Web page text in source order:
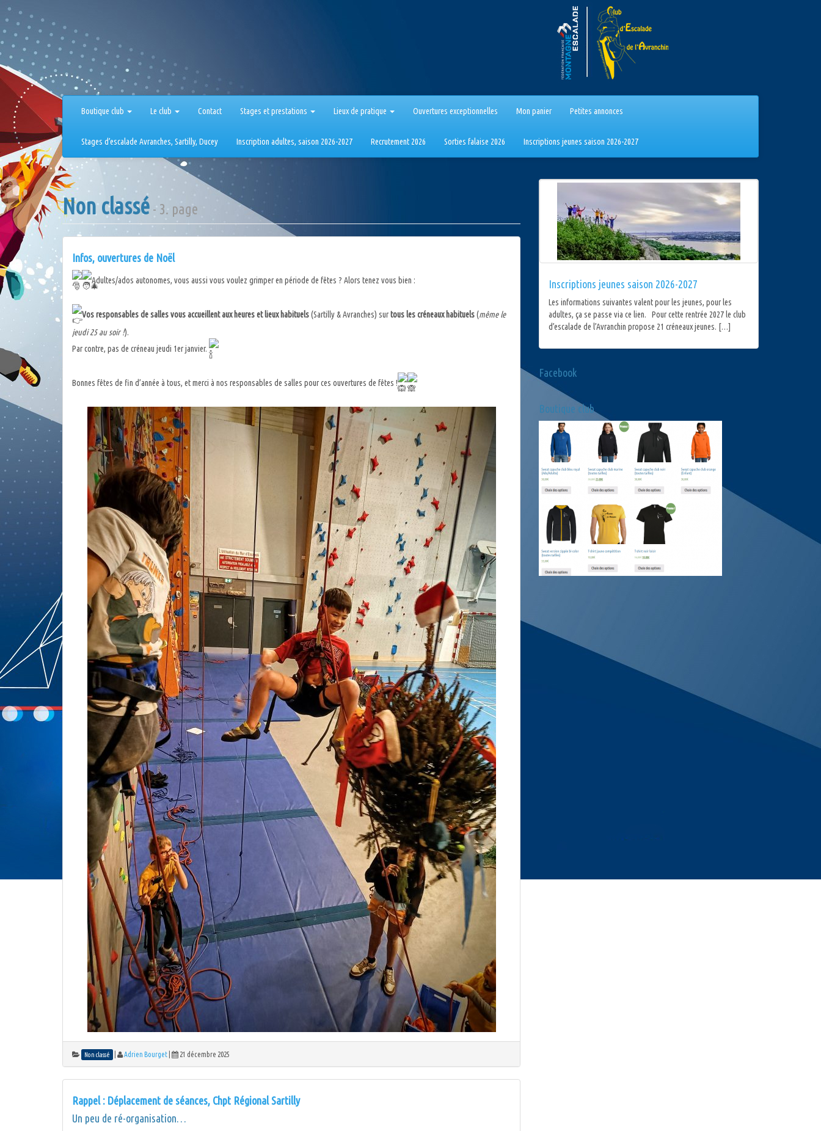
Aller
au
contenu
Boutique club Le club Contact Stages et prestations Lieux de pratique Ouvertures exceptionnelles Mon panier Petites annonces
Stages d’escalade Avranches, Sartilly, Ducey Inscription adultes, saison 2026-2027 Recrutement 2026 Sorties falaise 2026 Inscriptions jeunes saison 2026-2027
Non classé - 3. page
Infos, ouvertures de Noël
Adultes/ados autonomes, vous aussi vous voulez grimper en période de fêtes ? Alors tenez vous bien :
Vos responsables de salles vous accueillent aux heures et lieux habituels(Sartilly & Avranches) surtous les créneaux habituels(même le
jeudi 25 au soir !).
Par contre, pas de créneau jeudi 1er janvier.
Bonnes fêtes de fin d’année à tous, et merci à nos responsables de salles pour ces ouvertures de fêtes !
Non classé Adrien Bourget 21 décembre 2025
Rappel : Déplacement de séances, Chpt Régional Sartilly
Un peu de ré-organisation…
Inscriptions jeunes saison 2026-2027
Les informations suivantes valent pour les jeunes, pour les
adultes, ça se passe via ce lien. Pour cette rentrée 2027 le club
d’escalade de l’Avranchin propose 21 créneaux jeunes. […]
Facebook
Boutique club